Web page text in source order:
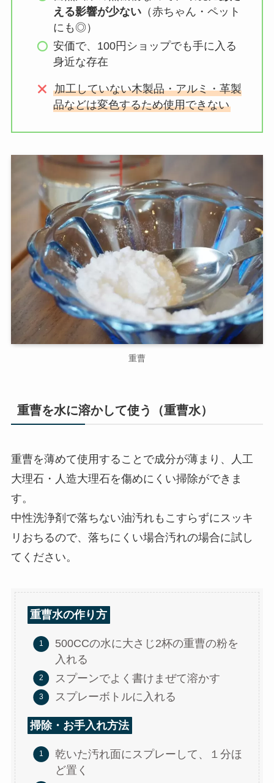
える影響が少ない （赤ちゃん・ペット
にも◎）
安価で、100円ショップでも手に入る
身近な存在
加工していない木製品・アルミ・革製
品などは変色するため使用できない
重曹
重曹を水に溶かして使う（重曹水）
重曹を薄めて使用することで成分が薄まり、人工
大理石・人造大理石を傷めにくい掃除ができま
す。
中性洗浄剤で落ちない油汚れもこすらずにスッキ
リおちるので、落ちにくい場合汚れの場合に試し
てください。
重曹水の作り方
500CCの水に大さじ2杯の重曹の粉を
入れる
スプーンでよく書けまぜて溶かす
スプレーボトルに入れる
掃除・お手入れ方法
乾いた汚れ面にスプレーして、１分ほ
ど置く